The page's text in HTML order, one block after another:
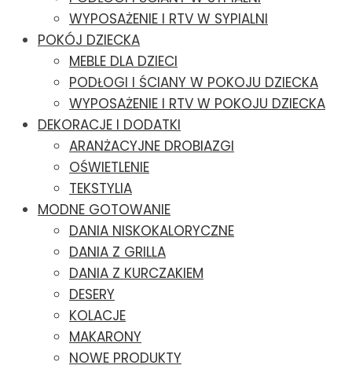
WYPOSAŻENIE I RTV W SYPIALNI
POKÓJ DZIECKA
MEBLE DLA DZIECI
PODŁOGI I ŚCIANY W POKOJU DZIECKA
WYPOSAŻENIE I RTV W POKOJU DZIECKA
DEKORACJE I DODATKI
ARANŻACYJNE DROBIAZGI
OŚWIETLENIE
TEKSTYLIA
MODNE GOTOWANIE
DANIA NISKOKALORYCZNE
DANIA Z GRILLA
DANIA Z KURCZAKIEM
DESERY
KOLACJE
MAKARONY
NOWE PRODUKTY